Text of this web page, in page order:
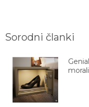
Sorodni članki